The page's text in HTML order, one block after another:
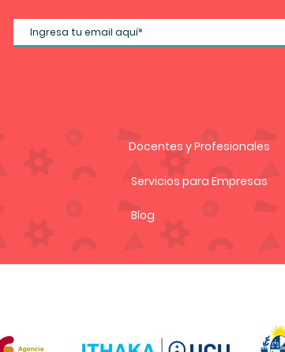
Docentes y Profesionales
Servicios para Empresas
Blog